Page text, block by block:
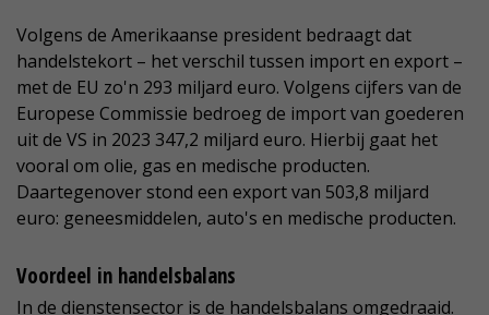
Volgens de Amerikaanse president bedraagt dat
handelstekort – het verschil tussen import en export –
met de EU zo'n 293 miljard euro. Volgens cijfers van de
Europese Commissie bedroeg de import van goederen
uit de VS in 2023 347,2 miljard euro. Hierbij gaat het
vooral om olie, gas en medische producten.
Daartegenover stond een export van 503,8 miljard
euro: geneesmiddelen, auto's en medische producten.
Voordeel in handelsbalans
In de dienstensector is de handelsbalans omgedraaid.